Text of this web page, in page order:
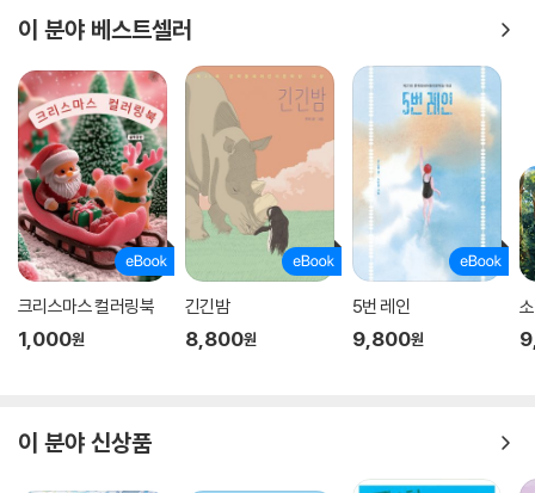
터 함께한 애착 물개 인형 ‘토리’를 무척이나 아낀다.
이 분야 베스트셀러
크리스마스 컬러링북
1,000원
긴긴밤
8,800원
5번 레인
9,800원
이 분야 신상품